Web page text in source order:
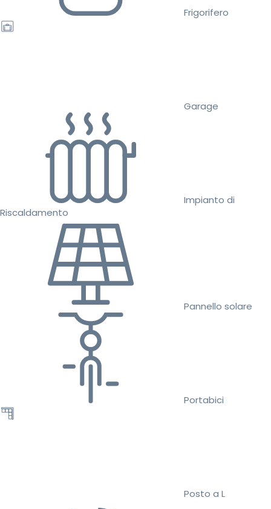
Frigorifero
Garage
Impianto di
Riscaldamento
Pannello solare
Portabici
Posto a L